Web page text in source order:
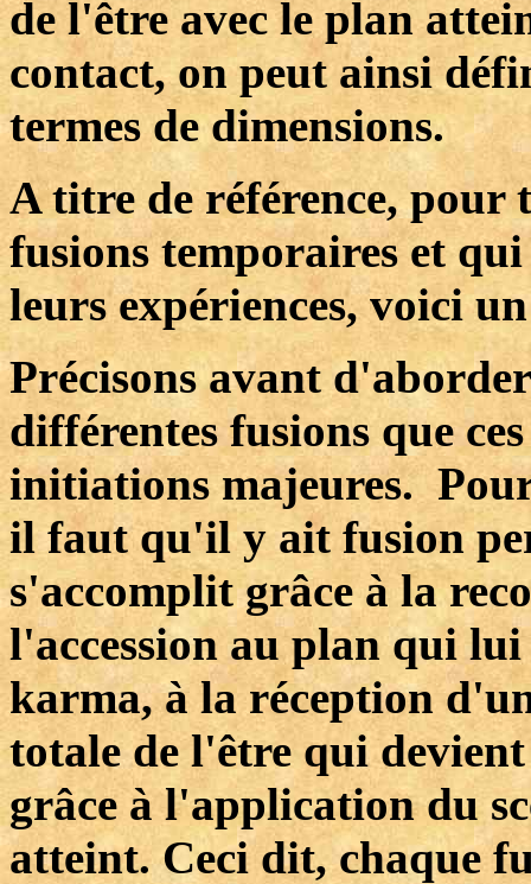
de l'être avec le plan
contact, on peut ainsi
termes de dimensions.
A titre de référence, pour
fusions temporaires et
leurs expériences, voici
Précisons avant
différentes fusions que
initiations majeures.
il faut qu'il y ait fusion
s'accomplit grâce à la
l'accession au plan qui
karma, à la réception
totale de l'être qui
grâce à l'application du
atteint. Ceci dit, chaque